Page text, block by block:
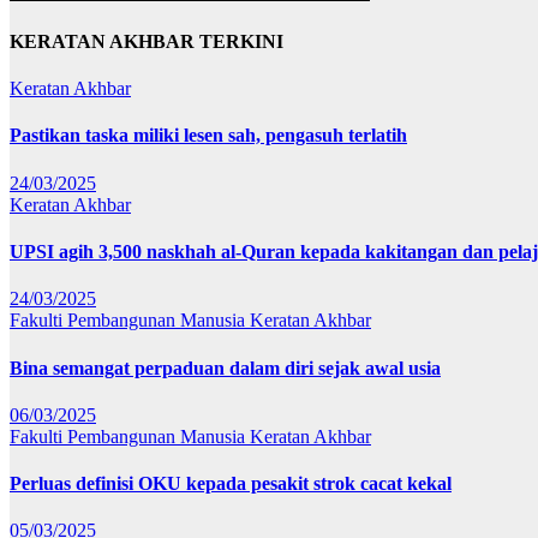
KERATAN AKHBAR TERKINI
Keratan Akhbar
Pastikan taska miliki lesen sah, pengasuh terlatih
24/03/2025
Keratan Akhbar
UPSI agih 3,500 naskhah al-Quran kepada kakitangan dan
24/03/2025
Fakulti Pembangunan Manusia Keratan Akhbar
Bina semangat perpaduan dalam diri sejak awal usia
06/03/2025
Fakulti Pembangunan Manusia Keratan Akhbar
Perluas definisi OKU kepada pesakit strok cacat kekal
05/03/2025